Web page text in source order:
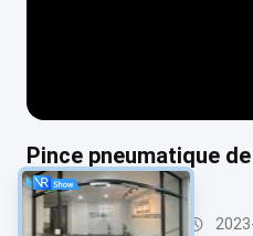
Pince pneumatique
Pressez la pince